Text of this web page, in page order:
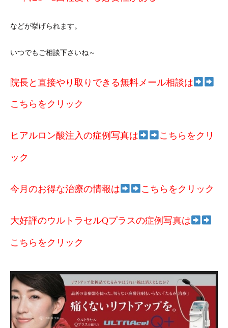
などが挙げられます。
いつでもご相談下さいね～
院長と直接やり取りできる無料メール相談は
こちらをクリック
ヒアルロン酸注入の症例写真は こちらをクリ
ック
今月のお得な治療の情報は こちらをクリック
大好評のウルトラセルQプラスの症例写真は
こちらをクリック